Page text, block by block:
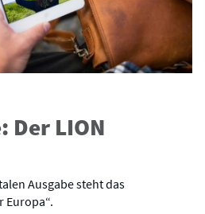
LION
Ausgabe steht das
Europa“.